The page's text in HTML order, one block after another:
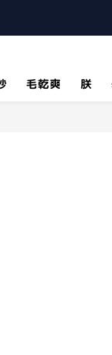
毛乾爽 朕